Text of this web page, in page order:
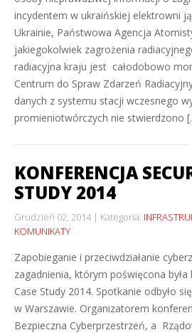
incydentem w ukraińskiej elektrowni
Ukrainie, Państwowa Agencja
jakiegokolwiek zagrożenia
radiacyjna kraju jest całodobowo
Centrum do Spraw Zdarzeń
danych z systemu stacji wczesnego
promieniotwórczych nie stwierdzono
KONFERENCJA
STUDY 2014
Grudzień 02, 2014 Kategoria:
KOMUNIKATY
Zapobieganie i przeciwdziałanie
zagadnienia, którym poświęcona
Case Study 2014. Spotkanie odbyło
w Warszawie. Organizatorem
Bezpieczna Cyberprzestrzeń, a